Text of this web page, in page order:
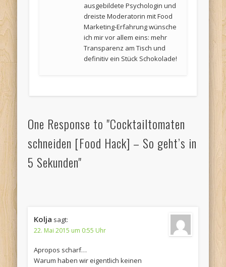
ausgebildete Psychologin und
dreiste Moderatorin mit Food
Marketing-Erfahrung wünsche
ich mir vor allem eins: mehr
Transparenz am Tisch und
definitiv ein Stück Schokolade!
One Response to "Cocktailtomaten
schneiden [Food Hack] – So geht’s in
5 Sekunden"
Kolja sagt:
22. Mai 2015 um 0:55 Uhr
Apropos scharf…
Warum haben wir eigentlich keinen